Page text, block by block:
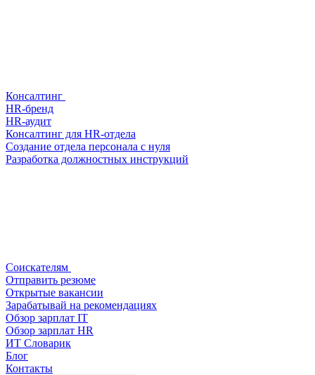
Консалтинг
HR-бренд
HR-аудит
Консалтинг для HR-отдела
Создание отдела персонала с нуля
Разработка должностных инструкций
Соискателям
Отправить резюме
Открытые вакансии
Зарабатывай на рекомендациях
Обзор зарплат IT
Обзор зарплат HR
ИТ Словарик
Блог
Контакты